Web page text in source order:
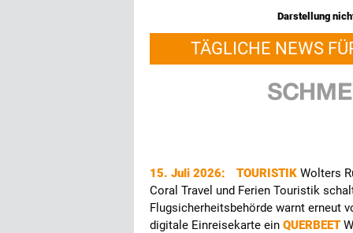
Darstellung
TÄGLICHE NEWS
15. Juli 2026: TOURISTIK Wolters
Coral Travel und Ferien Touristik
Flugsicherheitsbehörde warnt erneut
digitale Einreisekarte ein QUERBEET